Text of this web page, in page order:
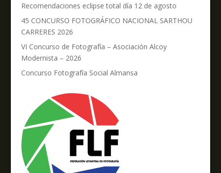
Recomendaciones eclipse total día 12 de agosto
45 CONCURSO FOTOGRÁFICO NACIONAL SARTHOU
CARRERES 2026
VI Concurso de Fotografía – Asociación Alcoy
Modernista – 2026
Concurso Fotografía Social Almansa